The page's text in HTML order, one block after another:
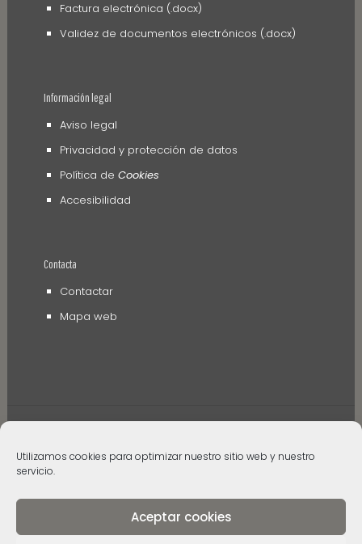
Utilizamos cookies para optimizar nuestro sitio web y nuestro
servicio.
Aceptar cookies
Factura electrónica (.docx)
Validez de documentos electrónicos (.docx)
Información legal
Aviso legal
Privacidad y protección de datos
Política de Cookies
Accesibilidad
Contacta
Contactar
Mapa web